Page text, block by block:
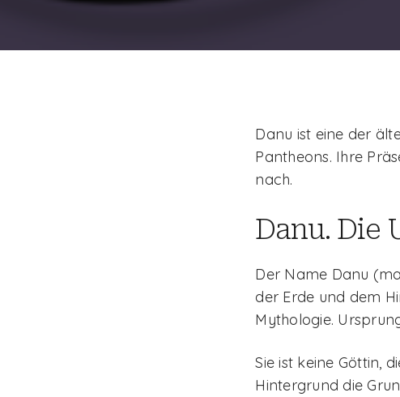
Danu ist eine der
Pantheons. Ihre
nach.
Danu. Die
Der Name Danu
der Erde und dem
Mythologie.
Sie ist keine Göttin,
Hintergrund die